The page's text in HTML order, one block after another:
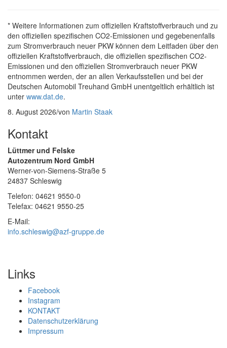
* Weitere Informationen zum offiziellen Kraftstoffverbrauch und zu
den offiziellen spezifischen CO2-Emissionen und gegebenenfalls
zum Stromverbrauch neuer PKW können dem Leitfaden über den
offiziellen Kraftstoffverbrauch, die offiziellen spezifischen CO2-
Emissionen und den offiziellen Stromverbrauch neuer PKW
entnommen werden, der an allen Verkaufsstellen und bei der
Deutschen Automobil Treuhand GmbH unentgeltlich erhältlich ist
unter www.dat.de.
8. August 2026/von Martin Staak
Kontakt
Lüttmer und Felske
Autozentrum Nord GmbH
Werner-von-Siemens-Straße 5
24837 Schleswig
Telefon: 04621 9550-0
Telefax: 04621 9550-25
E-Mail:
info.schleswig@azf-gruppe.de
Links
Facebook
Instagram
KONTAKT
Datenschutzerklärung
Impressum